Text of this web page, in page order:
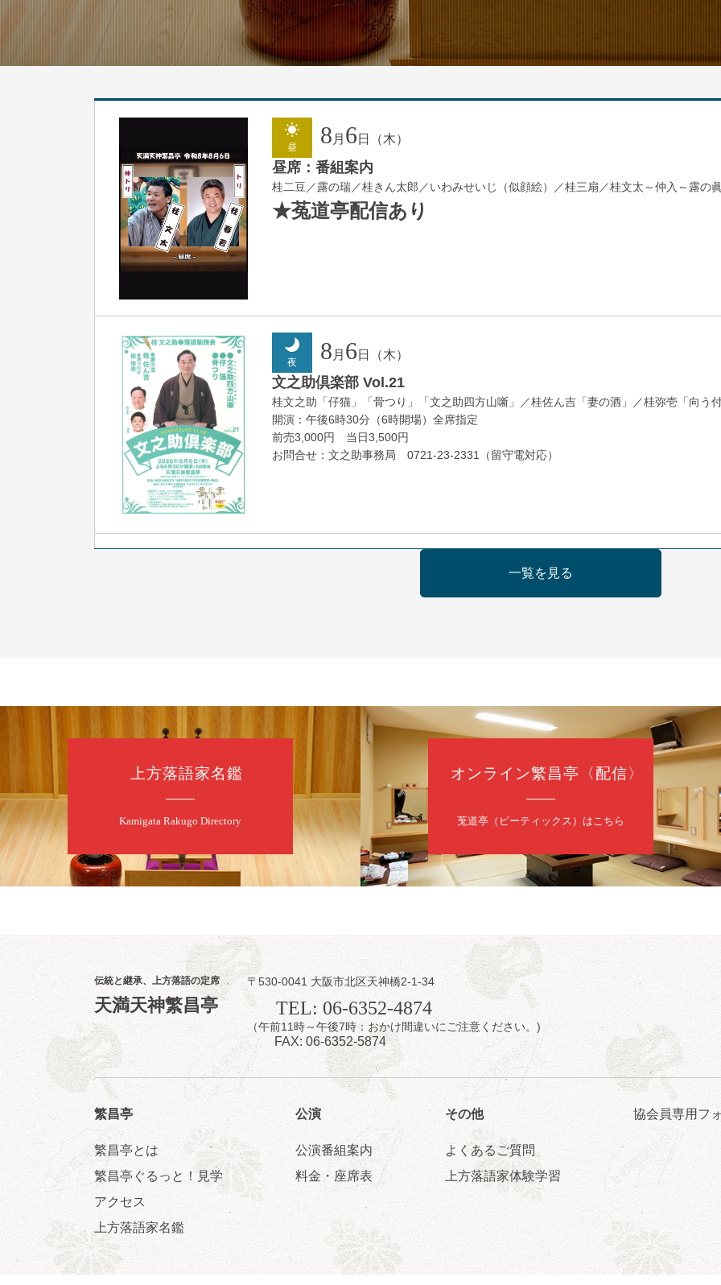
昼 8月 6 日（木）
昼席：番組案内
桂二豆／露の瑞／桂きん太郎／いわみせいじ（似顔絵）／桂三扇／桂文太～仲入～露の
★菟道亭配信あり
夜 8 月 6 日（木）
文之助倶楽部 Vol.21
桂文之助「仔猫」「骨つり」「文之助四方山噺」／桂佐ん吉「妻の酒」／桂弥壱「向う
開演：午後6時30分（6時開場）全席指定
前売3,000円 当日3,500円
お問合せ：文之助事務局 0721-23-2331（留守電対応）
落語と日本舞踊の会 あわよか連 vol 1
昼 7 日（金）
昼席：番組案内
桂二豆／露の瑞／桂きん太郎／いわみせいじ（似顔絵）／笑福亭笑利／桂文太～仲入
★菟道亭 配信あり
夜 8月 7日（金）
噺家が落語と芝居をしてみる会
桂米之助／桂団治郎／桂弥太郎／桂米舞／是常祐美
開演：午後6時30分（6時開場）全席指定
前売3,500円 当日4,000円
お問合せ：米朝事務所 06-6365-8281（平日10時～18時）
★菟道亭配信あり 配信の購入はこちらをクリック
第2回 智之介・力造 二人会
笑福亭智之介「昭和任侠伝」「天王寺詣り」／桂力造「桃太郎」「本膳」／桂二豆「開
一覧を見る
上方落語家名鑑
Kamigata Rakugo Directory
オンライン繁昌亭〈配信〉
莵道亭（ピーティックス）はこちら
伝統と継承、上方落語の定席
天満天神繁昌亭
〒530-0041 大阪市北区天神橋2-1-34
TEL: 06-6352-4874
（午前11時～午後7時：おかけ間違いにご注意ください。)
FAX: 06-6352-5874
繁昌亭
繁昌亭とは
繁昌亭ぐるっと！見学
アクセス
上方落語家名鑑
公演
公演番組案内
料金・座席表
その他
よくあるご質問
上方落語家体験学習
協会員専用フ